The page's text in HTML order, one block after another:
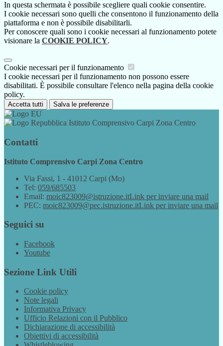
In questa schermata è possibile scegliere quali cookie consentire.
I cookie necessari sono quelli che consentono il funzionamento della
piattaforma e non è possibile disabilitarli.
Per conoscere quali sono i cookie necessari al funzionamento potete
visionare la COOKIE POLICY.
Cookie necessari per il funzionamento
I cookie necessari per il funzionamento non possono essere
disabilitati. È possibile consultare l'elenco nella pagina della cookie
policy.
Accetta tutti Salva le preferenze
Istituto Comprensivo Carpi Zona Centro
Contatti
Istituto Comprensivo Carpi Zona Centro
Via Fassi, 1 - 41012 Carpi (Mo)
Tel: 059/685503
Email: moic823009@istruzione.itLink per inviare una mail
PEC: moic823009@pec.istruzione.itLink per inviare una mail
Seguici su
Facebook
Youtube
Sezione Link Utili
Cookie policy
Note legali
Informativa Privacy
Ufficio Relazioni con il Pubblico
Dichiarazione di accessibilità
Obiettivi di accessibilità